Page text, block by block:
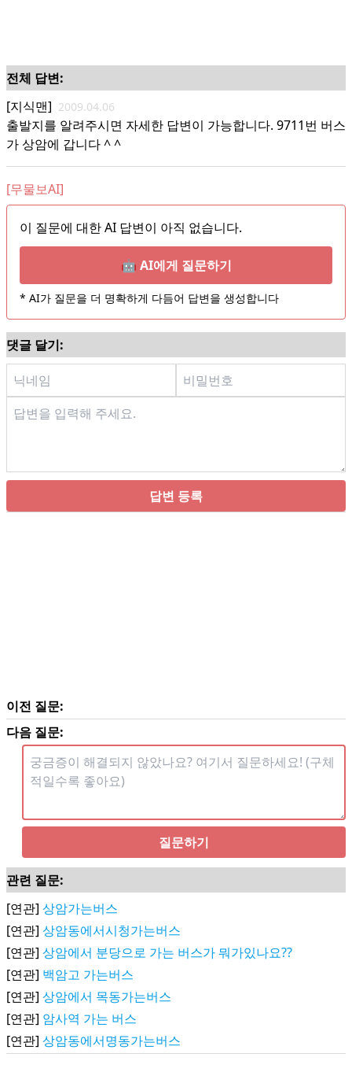
전체 답변:
[지식맨] 2009.04.06
출발지를 알려주시면 자세한 답변이 가능합니다. 9711번 버스
가 상암에 갑니다 ^ ^
[무물보AI]
이 질문에 대한 AI 답변이 아직 없습니다.
🤖 AI에게 질문하기
* AI가 질문을 더 명확하게 다듬어 답변을 생성합니다
댓글 달기:
답변 등록
이전 질문:
다음 질문:
질문하기
관련 질문:
[연관] 상암가는버스
[연관] 상암동에서시청가는버스
[연관] 상암에서 분당으로 가는 버스가 뭐가있나요??
[연관] 백암고 가는버스
[연관] 상암에서 목동가는버스
[연관] 암사역 가는 버스
[연관] 상암동에서명동가는버스